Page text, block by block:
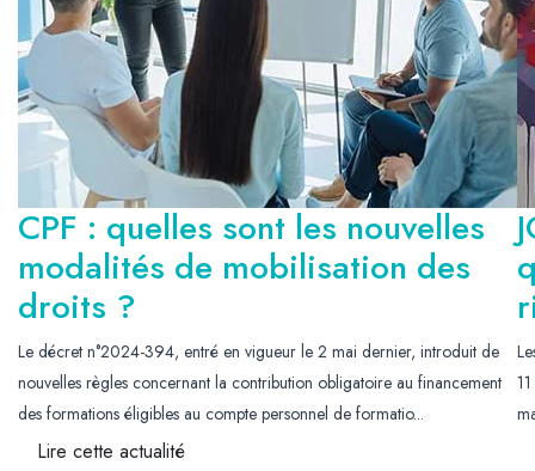
CPF : quelles sont les nouvelles
modalités de mobilisation des
droits ?
Le décret n°2024-394, entré en vigueur le 2 mai dernier, introduit de
nouvelles règles concernant la contribution obligatoire au financement
des formations éligibles au compte personnel de formatio...
Lire cette actualité